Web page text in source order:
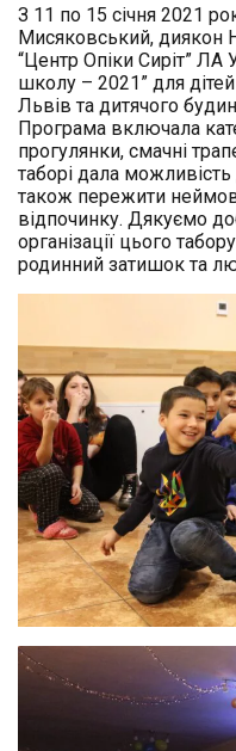
З 11 по 15 січня 2021
Мисяковський, диякон
“Центр Опіки Сиріт” ЛА
школу – 2021” для
Львів та дитячого
Програма включала
прогулянки, смачні
таборі дала
також пережити
відпочинку. Дякуємо
організації цього
родинний затишок та